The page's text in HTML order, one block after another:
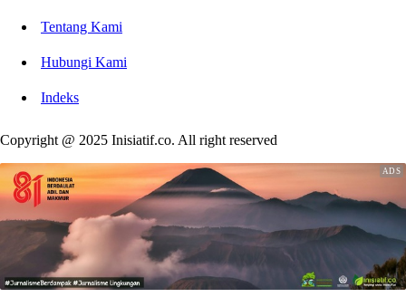
Tentang Kami
Hubungi Kami
Indeks
Copyright @ 2025 Inisiatif.co. All right reserved